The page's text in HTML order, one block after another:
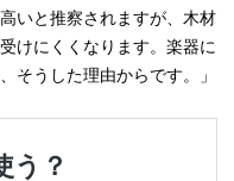
いと推察されますが、木材
けにくくなります。楽器に
そうした理由からです。」